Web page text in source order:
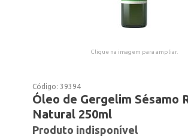
Clique na imagem para ampliar.
Código:39394
Óleo de Gergelim Sésamo
Natural 250ml
Produto indisponível